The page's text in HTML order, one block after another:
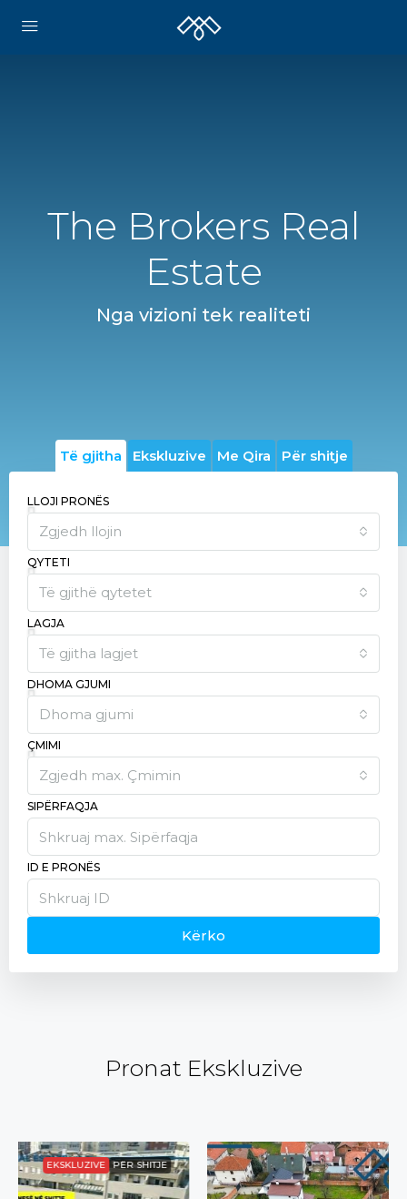
The Brokers Real
Estate
Nga vizioni tek realiteti
Të gjitha Ekskluzive Me Qira Për shitje
LLOJI PRONËS
Zgjedh llojin
QYTETI
Të gjithë qytetet
LAGJA
Të gjitha lagjet
DHOMA GJUMI
Dhoma gjumi
ÇMIMI
Zgjedh max. Çmimin
SIPËRFAQJA
ID E PRONËS
Kërko
Pronat Ekskluzive
EKSKLUZIVE PËR SHITJE